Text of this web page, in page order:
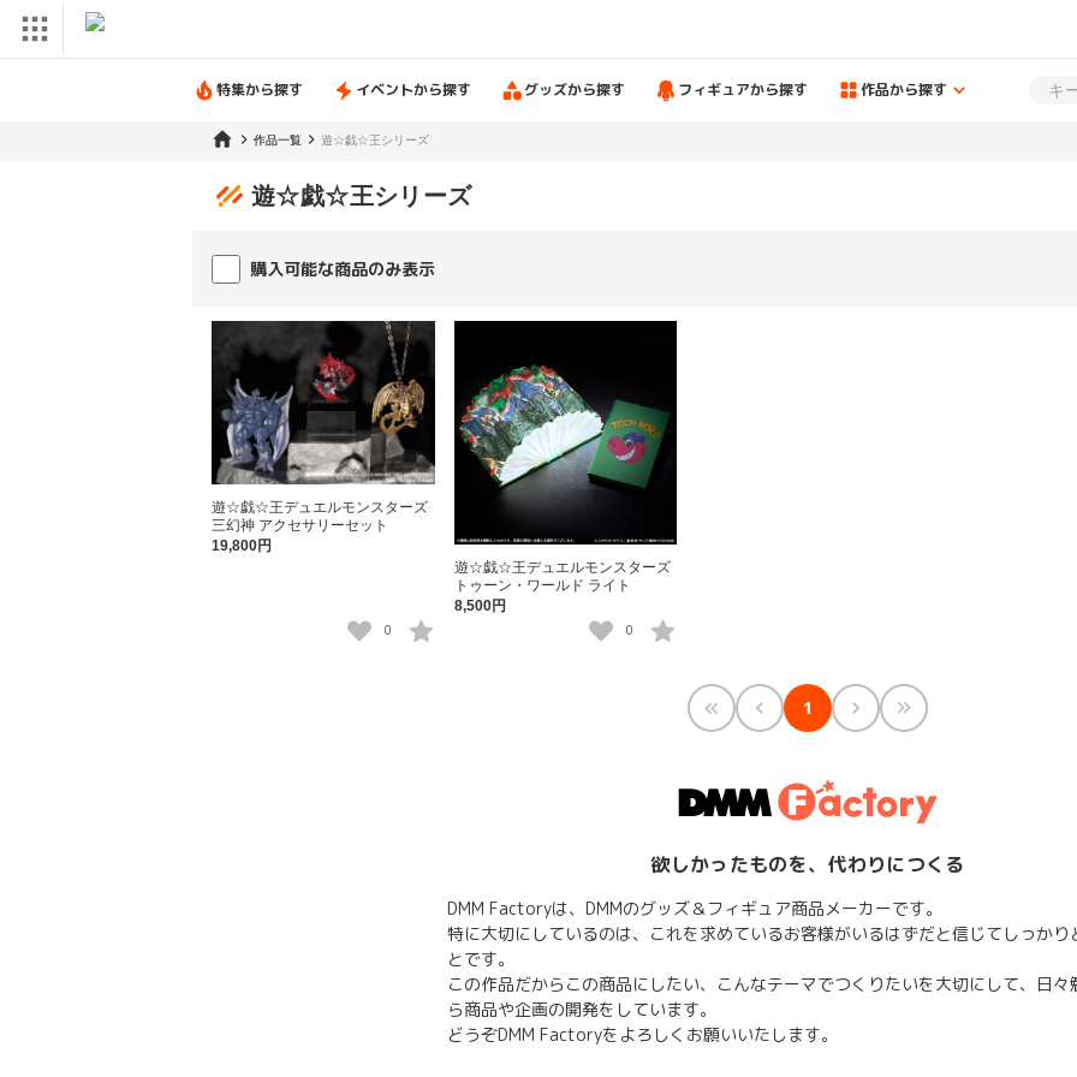
特集から探す イベントから探す グッズから探す フィギュアから探す 作品から探す
作品一覧 遊☆戯☆王シリーズ
遊☆戯☆王シリーズ
購入可能な商品のみ表示
遊☆戯☆王デュエルモンスターズ
三幻神 アクセサリーセット
19,800円
0
遊☆戯☆王デュエルモンスターズ
トゥーン・ワールド ライト
8,500円
0
1
欲しかったものを、代わりにつくる
DMM Factoryは、DMMのグッズ＆フィギュア商品メーカーです。
特に大切にしているのは、これを求めているお客様がいるはずだと信じてしっかり
とです。
この作品だからこの商品にしたい、こんなテーマでつくりたいを大切にして、日々
ら商品や企画の開発をしています。
どうぞDMM Factoryをよろしくお願いいたします。